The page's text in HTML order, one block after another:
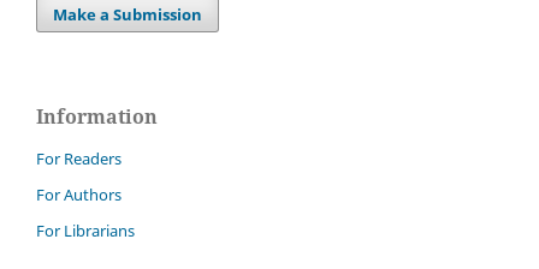
Make a Submission
Information
For Readers
For Authors
For Librarians